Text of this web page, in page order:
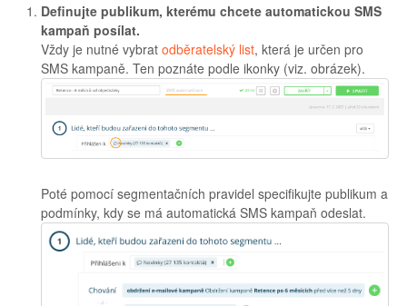
Definujte publikum, kterému chcete automatickou SMS
kampaň posílat.
Vždy je nutné vybrat odběratelský list, která je určen pro
SMS kampaně. Ten poznáte podle ikonky (viz. obrázek).
Poté pomocí segmentačních pravidel specifikujte publikum a
podmínky, kdy se má automatická SMS kampaň odeslat.